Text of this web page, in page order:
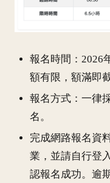
報名時間：2026
額有限，額滿即
報名方式：一律
名。
完成網路報名資
業，並請自行登
認報名成功。逾